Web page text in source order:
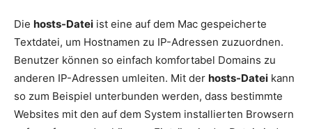
Die hosts-Datei ist eine auf dem Mac gespeicherte
Textdatei, um Hostnamen zu IP-Adressen zuzuordnen.
Benutzer können so einfach komfortabel Domains zu
anderen IP-Adressen umleiten. Mit der hosts-Datei kann
so zum Beispiel unterbunden werden, dass bestimmte
Websites mit den auf dem System installierten Browsern